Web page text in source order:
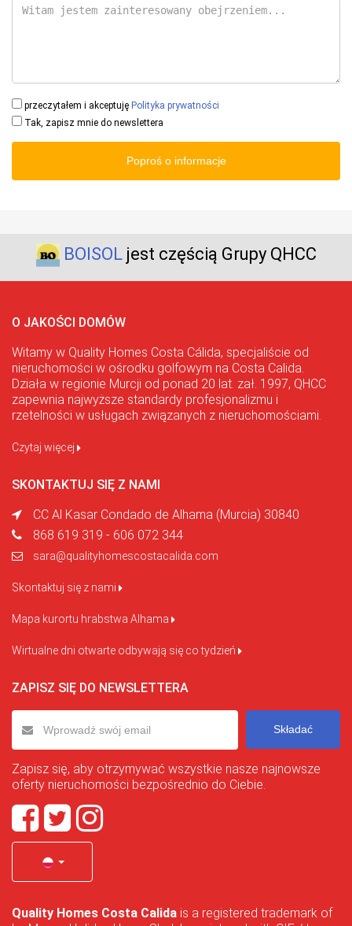
przeczytałem i akceptuję Polityka prywatności
Tak, zapisz mnie do newslettera
Poproś o informacje
BOISOLjest częścią Grupy QHCC
O JAKOŚCI DOMÓW
Witamy w Quality Homes Costa Cálida, specjaliście od
nieruchomości w ośrodku golfowym na Costa Calida.
Działa w regionie Murcji od ponad 20 lat. zał. 1997, QHCC
zapewnia najwyższe standardy profesjonalizmu i
rzetelności w usługach związanych z nieruchomościami.
Czytaj więcej
SKONTAKTUJ SIĘ Z NAMI
CC Al Kasar Condado de Alhama (Murcia) 30840
868 619 319 - 606 072 344
sara@qualityhomescostacalida.com
Skontaktuj się z nami
Mapa kurortu hrabstwa Alhama
Wirtualne dni otwarte odbywają się co tydzień
ZAPISZ SIĘ DO NEWSLETTERA
Składać
Zapisz się, aby otrzymywać wszystkie nasze najnowsze
oferty nieruchomości bezpośrednio do Ciebie.
Quality Homes Costa Calida is a registered trademark of